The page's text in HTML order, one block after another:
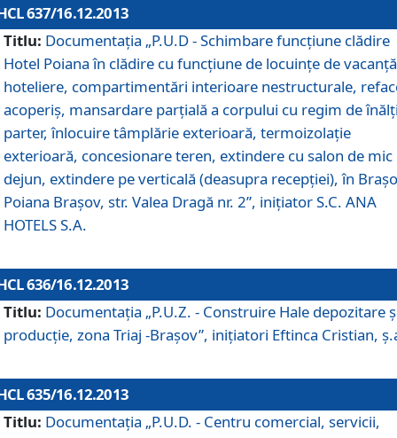
637/16.12.2013
Titlu: Documentaţia „P.U.D - Schimbare funcţiune clădire
Hotel Poiana în clădire cu funcţiune de locuinţe de
hoteliere, compartimentări interioare nestructurale,
acoperiş, mansardare parţială a corpului cu regim de
parter, înlocuire tâmplărie exterioară, termoizolaţie
exterioară, concesionare teren, extindere cu salon de mic
dejun, extindere pe verticală (deasupra recepţiei), în
Poiana Braşov, str. Valea Dragă nr. 2”, iniţiator S.C. ANA
HOTELS S.A.
636/16.12.2013
Titlu: Documentaţia „P.U.Z. - Construire Hale depozitare
producţie, zona Triaj -Braşov”, iniţiatori Eftinca Cristian,
635/16.12.2013
Titlu: Documentaţia „P.U.D. - Centru comercial, servicii,